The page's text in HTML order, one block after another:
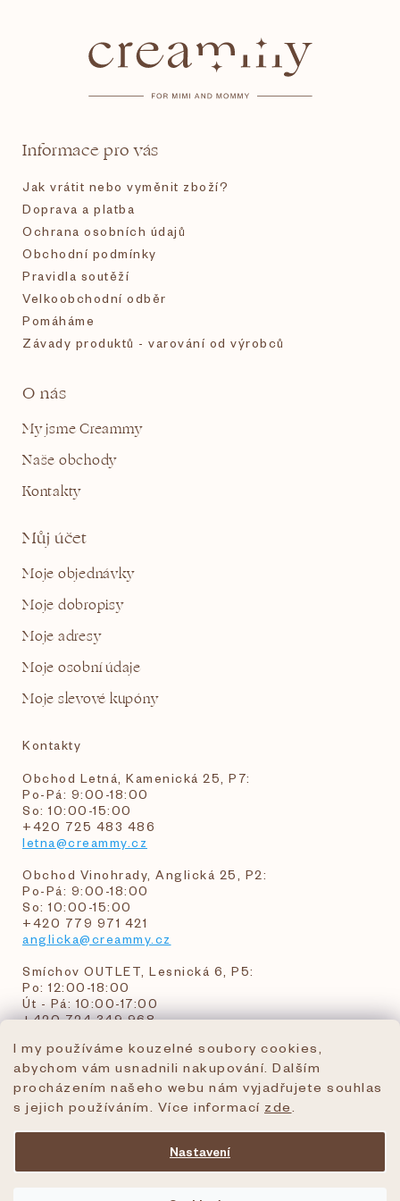
I my používáme kouzelné soubory cookies,
abychom vám usnadnili nakupování. Dalším
procházením našeho webu nám vyjadřujete souhlas
s jejich používáním. Více informací zde
Nastavení
Informace pro vás
Jak vrátit nebo vyměnit zboží?
Doprava a platba
Ochrana osobních údajů
Obchodní podmínky
Pravidla soutěží
Velkoobchodní odběr
Pomáháme
Závady produktů - varování od výrobců
O nás
My jsme Creammy
Naše obchody
Kontakty
Můj účet
Moje objednávky
Moje dobropisy
Moje adresy
Moje osobní údaje
Moje slevové kupóny
Kontakty
Obchod Letná, Kamenická 25, P7:
Po-Pá: 9:00-18:00
So: 10:00-15:00
+420 725 483 486
letna@creammy.cz
Obchod Vinohrady, Anglická 25, P2:
Po-Pá: 9:00-18:00
So: 10:00-15:00
+420 779 971 421
anglicka@creammy.cz
Smíchov OUTLET, Lesnická 6, P5:
Po: 12:00-18:00
Út - Pá: 10:00-17:00
+420 724 349 968
objednavky@creammy.cz
tel:+420 724 349 968